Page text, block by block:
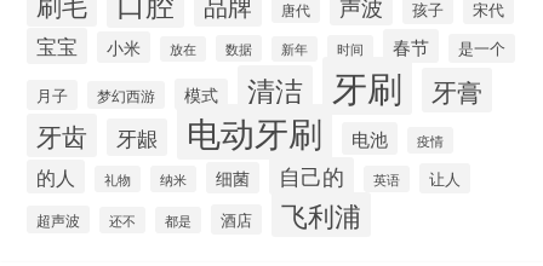
唐代 孩子 宋代
宝宝 小米 放在 数据 新年 时间 春节 是一个
月子 梦幻西游 模式 清洁 牙刷 牙膏
牙齿 牙龈 电动牙刷 电池 疫情
的人 礼物 纳米 细菌 自己的 英语 让人
超声波 还不 都是 酒店 飞利浦